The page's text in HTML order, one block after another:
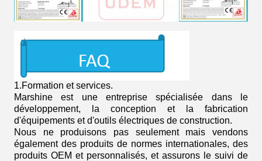
1.Formation et services.
Marshine est une entreprise spécialisée dans le
développement, la conception et la fabrication
d'équipements et d'outils électriques de construction.
Nous ne produisons pas seulement mais vendons
également des produits de normes internationales, des
produits OEM et personnalisés, et assurons le suivi de